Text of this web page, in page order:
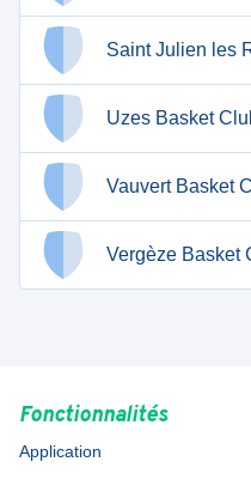
Saint Julien les
Uzes Basket
Vauvert Basket
Vergèze Basket
Fonctionnalités
Application